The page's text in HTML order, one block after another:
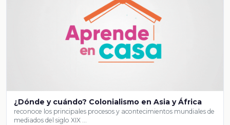
¿Dónde y cuándo? Colonialismo en Asia y África
reconoce los principales procesos y acontecimientos mundiales de
mediados del siglo XIX …